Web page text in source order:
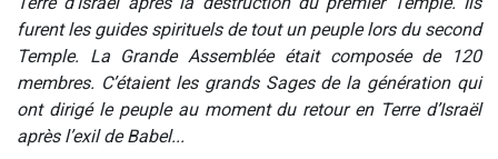
furent les guides spirituels de tout un peuple lors du second
Temple. La Grande Assemblée était composée de 120
membres. C’étaient les grands Sages de la génération qui
ont dirigé le peuple au moment du retour en Terre d’Israël
après l’exil de Babel...